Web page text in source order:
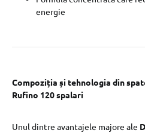
energie
Compoziția și tehnologia din
Rufino 120 spalari
Unul dintre avantajele majore ale